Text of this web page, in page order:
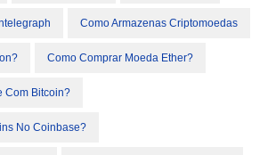
Como Armazenas Criptomoedas
Como Comprar Moeda Ether?
Com Bitcoin?
No Coinbase?